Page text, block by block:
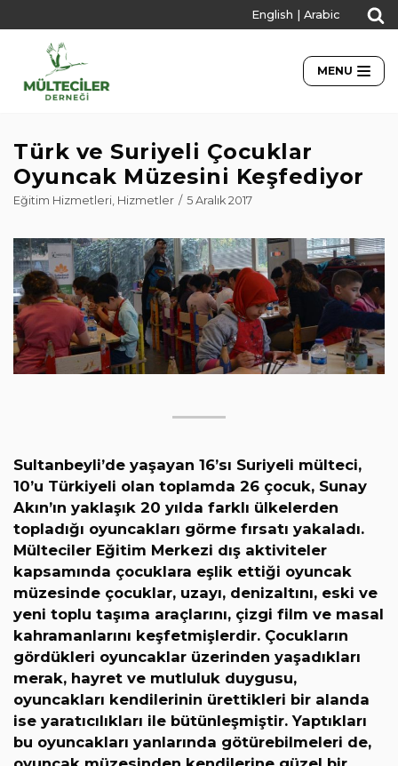
English Arabic
MENU
Türk ve Suriyeli Çocuklar
Oyuncak Müzesini Keşfediyor
Eğitim Hizmetleri, Hizmetler 5 Aralık 2017
Sultanbeyli’de yaşayan 16’sı Suriyeli mülteci,
10’u Türkiyeli olan toplamda 26 çocuk, Sunay
Akın’ın yaklaşık 20 yılda farklı ülkelerden
topladığı oyuncakları görme fırsatı yakaladı.
Mülteciler Eğitim Merkezi dış aktiviteler
kapsamında çocuklara eşlik ettiği oyuncak
müzesinde çocuklar, uzayı, denizaltını, eski ve
yeni toplu taşıma araçlarını, çizgi film ve masal
kahramanlarını keşfetmişlerdir. Çocukların
gördükleri oyuncaklar üzerinden yaşadıkları
merak, hayret ve mutluluk duygusu,
oyuncakları kendilerinin ürettikleri bir alanda
ise yaratıcılıkları ile bütünleşmiştir. Yaptıkları
bu oyuncakları yanlarında götürebilmeleri de,